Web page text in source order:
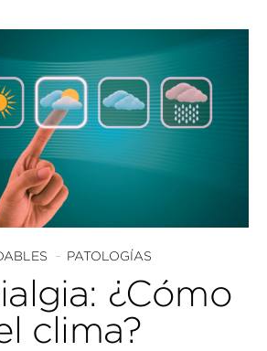
PATOLOGÍAS
¿Cómo
clima?